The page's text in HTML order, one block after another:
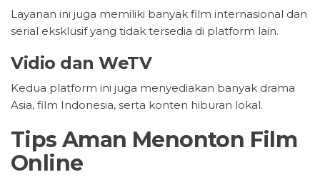
Layanan ini juga memiliki banyak film internasional dan
serial eksklusif yang tidak tersedia di platform lain.
Vidio dan WeTV
Kedua platform ini juga menyediakan banyak drama
Asia, film Indonesia, serta konten hiburan lokal.
Tips Aman Menonton Film
Online